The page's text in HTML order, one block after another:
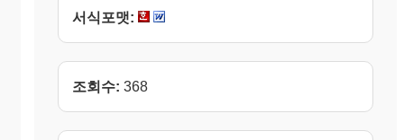
서식포맷:
조회수: 368